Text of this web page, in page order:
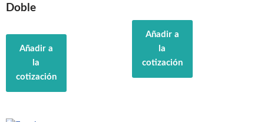
Doble
Añadir a
la
cotización
Añadir a
la
cotización